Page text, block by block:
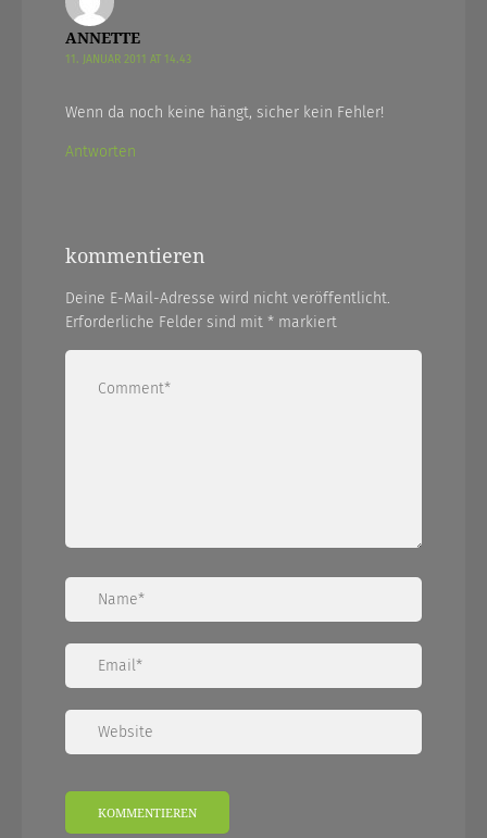
ANNETTE
11. JANUAR 2011 AT 14.43
Wenn da noch keine hängt, sicher kein Fehler!
Antworten
kommentieren
Deine E-Mail-Adresse wird nicht veröffentlicht.
Erforderliche Felder sind mit * markiert